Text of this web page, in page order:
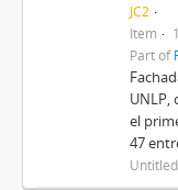
JC2
Item
Part of
UNLP,
el
47
Untitled